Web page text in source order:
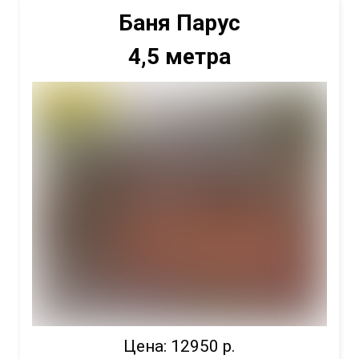
Баня Парус
4,5 метра
Цена: 12950 р.